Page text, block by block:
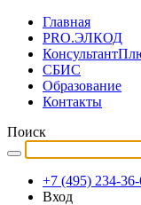
Главная
PRO.ЭЛКОД
СБИС
Образование
Контакты
Поиск
+7 (495) 234-36-
Вход